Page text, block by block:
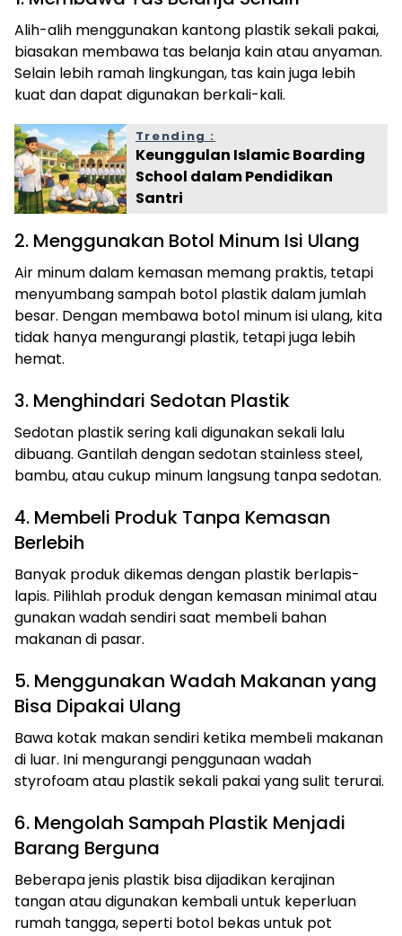
Alih-alih menggunakan kantong plastik sekali pakai,
biasakan membawa tas belanja kain atau anyaman.
Selain lebih ramah lingkungan, tas kain juga lebih
kuat dan dapat digunakan berkali-kali.
Trending :
Keunggulan Islamic Boarding
School dalam Pendidikan
Santri
2. Menggunakan Botol Minum Isi Ulang
Air minum dalam kemasan memang praktis, tetapi
menyumbang sampah botol plastik dalam jumlah
besar. Dengan membawa botol minum isi ulang, kita
tidak hanya mengurangi plastik, tetapi juga lebih
hemat.
3. Menghindari Sedotan Plastik
Sedotan plastik sering kali digunakan sekali lalu
dibuang. Gantilah dengan sedotan stainless steel,
bambu, atau cukup minum langsung tanpa sedotan.
4. Membeli Produk Tanpa Kemasan
Berlebih
Banyak produk dikemas dengan plastik berlapis-
lapis. Pilihlah produk dengan kemasan minimal atau
gunakan wadah sendiri saat membeli bahan
makanan di pasar.
5. Menggunakan Wadah Makanan yang
Bisa Dipakai Ulang
Bawa kotak makan sendiri ketika membeli makanan
di luar. Ini mengurangi penggunaan wadah
styrofoam atau plastik sekali pakai yang sulit terurai.
6. Mengolah Sampah Plastik Menjadi
Barang Berguna
Beberapa jenis plastik bisa dijadikan kerajinan
tangan atau digunakan kembali untuk keperluan
rumah tangga, seperti botol bekas untuk pot